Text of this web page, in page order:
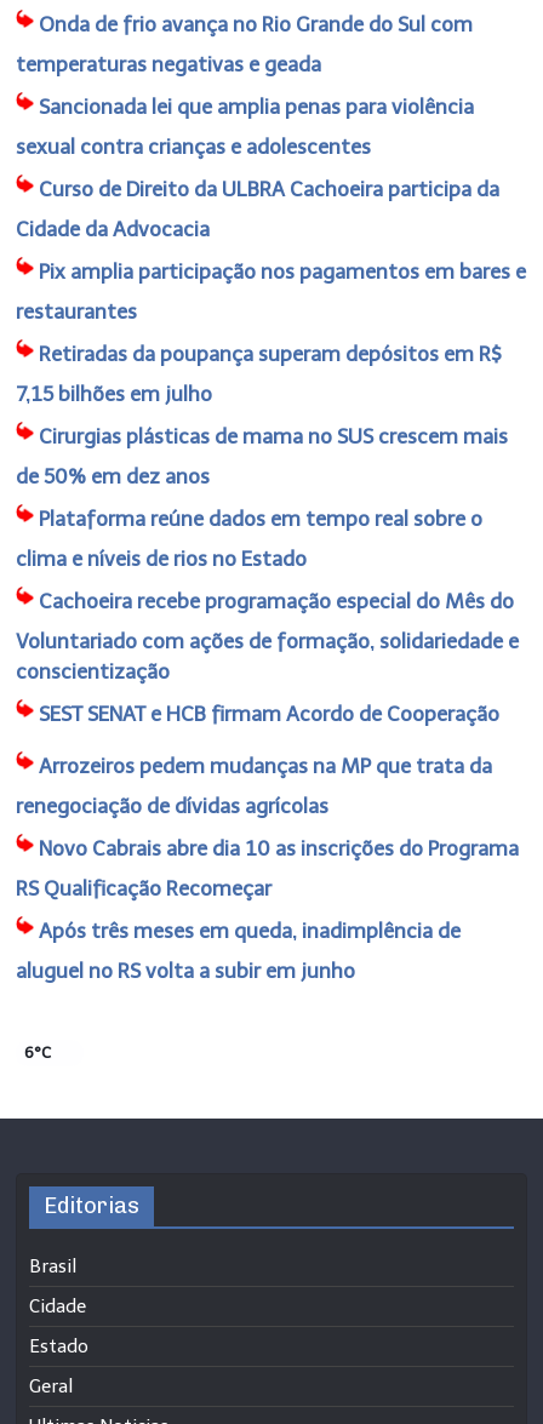
Onda de frio avança no Rio Grande do Sul com
temperaturas negativas e geada
Sancionada lei que amplia penas para violência
sexual contra crianças e adolescentes
Curso de Direito da ULBRA Cachoeira participa da
Cidade da Advocacia
Pix amplia participação nos pagamentos em bares e
restaurantes
Retiradas da poupança superam depósitos em R$
7,15 bilhões em julho
Cirurgias plásticas de mama no SUS crescem mais
de 50% em dez anos
Plataforma reúne dados em tempo real sobre o
clima e níveis de rios no Estado
Cachoeira recebe programação especial do Mês do
Voluntariado com ações de formação, solidariedade e
conscientização
SEST SENAT e HCB firmam Acordo de Cooperação
Arrozeiros pedem mudanças na MP que trata da
renegociação de dívidas agrícolas
Novo Cabrais abre dia 10 as inscrições do Programa
RS Qualificação Recomeçar
Após três meses em queda, inadimplência de
aluguel no RS volta a subir em junho
6°C
Editorias
Brasil
Cidade
Estado
Geral